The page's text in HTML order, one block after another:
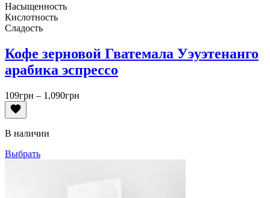
Насыщенность
Кислотность
Сладость
Кофе зерновой Гватемала Уэуэтенанго
арабика эспрессо
109грн – 1,090грн
В наличии
Выбрать